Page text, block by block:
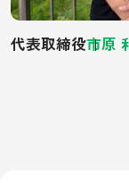
代表取締役